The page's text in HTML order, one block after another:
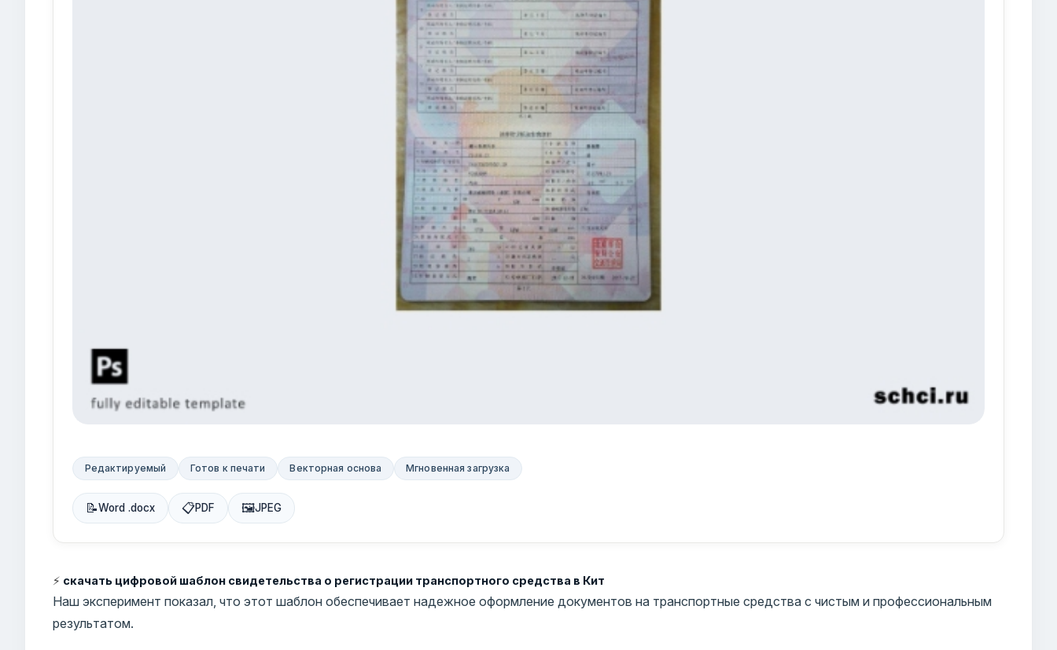
Редактируемый Готов к печати Векторная основа Мгновенная загрузка
📝Word .docx 📋PDF 🖼JPEG
⚡ скачать цифровой шаблон свидетельства о регистрации транспортного средства в Кит
Наш эксперимент показал, что этот шаблон обеспечивает надежное оформление документов на транспортные средства с чистым и профессиональным
результатом.